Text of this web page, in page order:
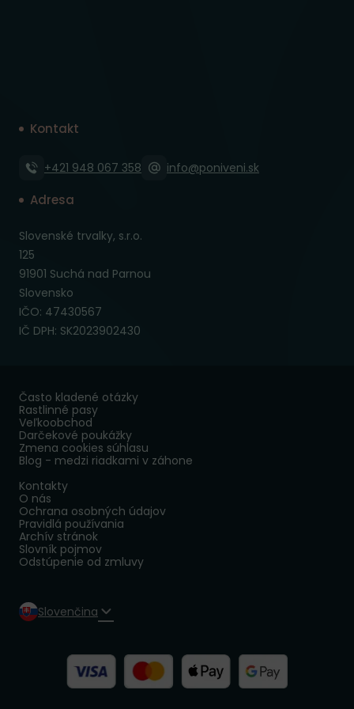
Kontakt
+421 948 067 358 info@poniveni.sk
Adresa
Slovenské trvalky, s.r.o.
125
91901 Suchá nad Parnou
Slovensko
IČO: 47430567
IČ DPH: SK2023902430
Často kladené otázky
Rastlinné pasy
Veľkoobchod
Darčekové poukážky
Zmena cookies súhlasu
Blog - medzi riadkami v záhone
Kontakty
O nás
Ochrana osobných údajov
Pravidlá používania
Archív stránok
Slovník pojmov
Odstúpenie od zmluvy
Slovenčina